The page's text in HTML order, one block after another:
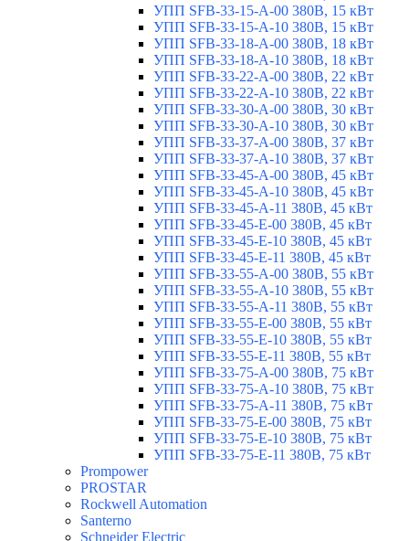
УПП SFB-33-15-A-00 380В, 15 кВт
УПП SFB-33-15-A-10 380В, 15 кВт
УПП SFB-33-18-A-00 380В, 18 кВт
УПП SFB-33-18-A-10 380В, 18 кВт
УПП SFB-33-22-A-00 380В, 22 кВт
УПП SFB-33-22-A-10 380В, 22 кВт
УПП SFB-33-30-A-00 380В, 30 кВт
УПП SFB-33-30-A-10 380В, 30 кВт
УПП SFB-33-37-A-00 380В, 37 кВт
УПП SFB-33-37-A-10 380В, 37 кВт
УПП SFB-33-45-A-00 380В, 45 кВт
УПП SFB-33-45-A-10 380В, 45 кВт
УПП SFB-33-45-A-11 380В, 45 кВт
УПП SFB-33-45-E-00 380В, 45 кВт
УПП SFB-33-45-E-10 380В, 45 кВт
УПП SFB-33-45-E-11 380В, 45 кВт
УПП SFB-33-55-A-00 380В, 55 кВт
УПП SFB-33-55-A-10 380В, 55 кВт
УПП SFB-33-55-A-11 380В, 55 кВт
УПП SFB-33-55-E-00 380В, 55 кВт
УПП SFB-33-55-E-10 380В, 55 кВт
УПП SFB-33-55-E-11 380В, 55 кВт
УПП SFB-33-75-A-00 380В, 75 кВт
УПП SFB-33-75-A-10 380В, 75 кВт
УПП SFB-33-75-A-11 380В, 75 кВт
УПП SFB-33-75-E-00 380В, 75 кВт
УПП SFB-33-75-E-10 380В, 75 кВт
УПП SFB-33-75-E-11 380В, 75 кВт
Prompower
PROSTAR
Rockwell Automation
Santerno
Schneider Electric